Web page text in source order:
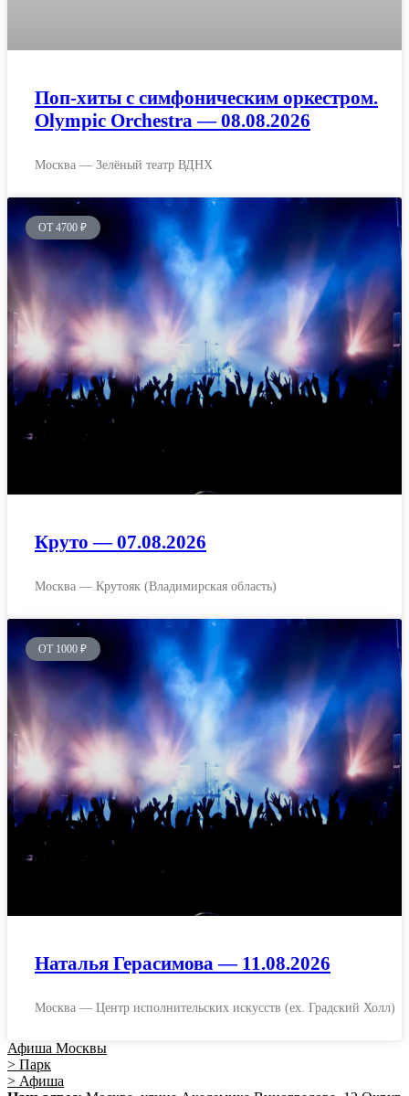
Поп-хиты с симфоническим оркестром.
Olympic Orchestra — 08.08.2026
Москва — Зелёный театр ВДНХ
ОТ 4700 ₽
Круто — 07.08.2026
Москва — Крутояк (Владимирская область)
ОТ 1000 ₽
Наталья Герасимова — 11.08.2026
Москва — Центр исполнительских искусств (ex. Градский Холл)
Афиша Москвы
> Парк
> Афиша